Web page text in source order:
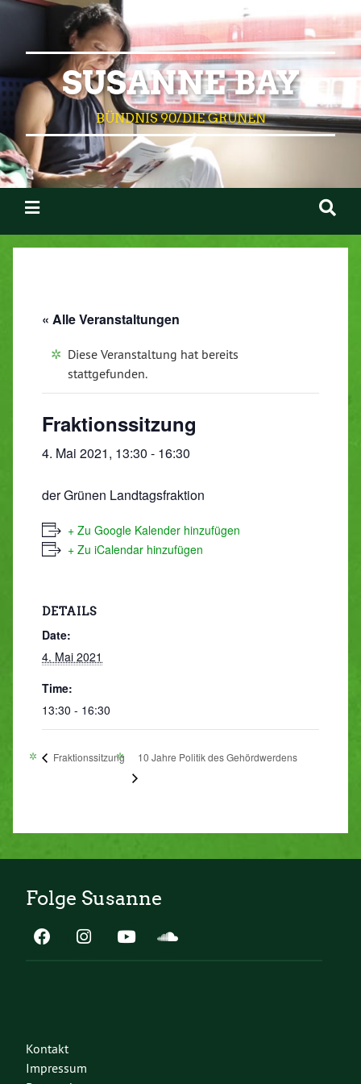
SUSANNE BAY
BÜNDNIS 90/DIE GRÜNEN
« Alle Veranstaltungen
Diese Veranstaltung hat bereits
stattgefunden.
Fraktionssitzung
4. Mai 2021, 13:30 - 16:30
der Grünen Landtagsfraktion
+ Zu Google Kalender hinzufügen
+ Zu iCalendar hinzufügen
DETAILS
Date:
4. Mai 2021
Time:
13:30 - 16:30
Fraktionssitzung 10 Jahre Politik des Gehördwerdens
Folge Susanne
Kontakt
Impressum